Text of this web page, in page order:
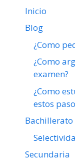
Inicio
Blog
¿Como
¿Como
examen?
¿Como
estos
Bachillerato
Secundaria